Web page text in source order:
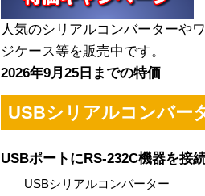
人気のシリアルコンバーターや
ジケース等を販売中です。
2026年9月25日までの特価
USBシリアルコンバー
USBポートにRS-232C機器を接
USBシリアルコンバーター